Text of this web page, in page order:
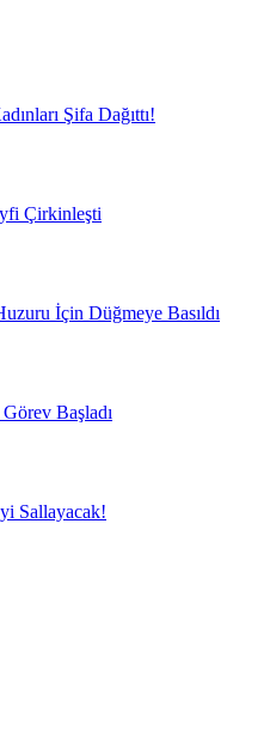
Şifa Dağıttı!
Çirkinleşti
İçin Düğmeye Basıldı
Başladı
Sallayacak!